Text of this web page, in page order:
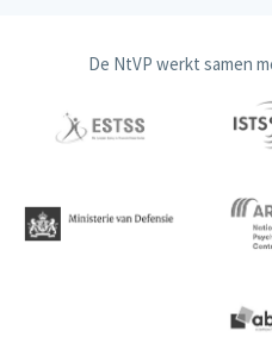
De NtVP werkt samen